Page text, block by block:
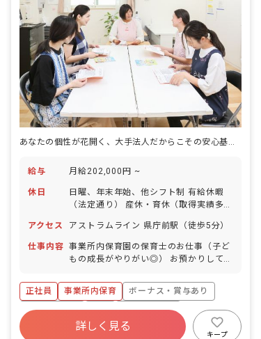
あなたの個性が花開く、大手法人だからこその安心基盤。子どもと共に育つ保育の舞台へ
給与 月給202,000円 ~
休日
日曜、年末年始、他シフト制 有給休暇
（法定通り） 産休・育休（取得実績多
日
アクセス アストラムライン 県庁前駅（徒歩5分）
仕事内容 事業所内保育園の保育士のお仕事（子ど
もの成長がやりがい◎） お預かりしてい
す。 ・食事・睡眠・排泄・清潔・衣類の
着脱等 ・集団生活を通じた社会性の装着
・行事の計画・実行、お知らせの作成
正社員 事業所内保育
ボーナス・賞与あり
社会保険完備
有給
福利厚生充実
昇給昇進あり
産休育休制度
詳しく見る
キープ